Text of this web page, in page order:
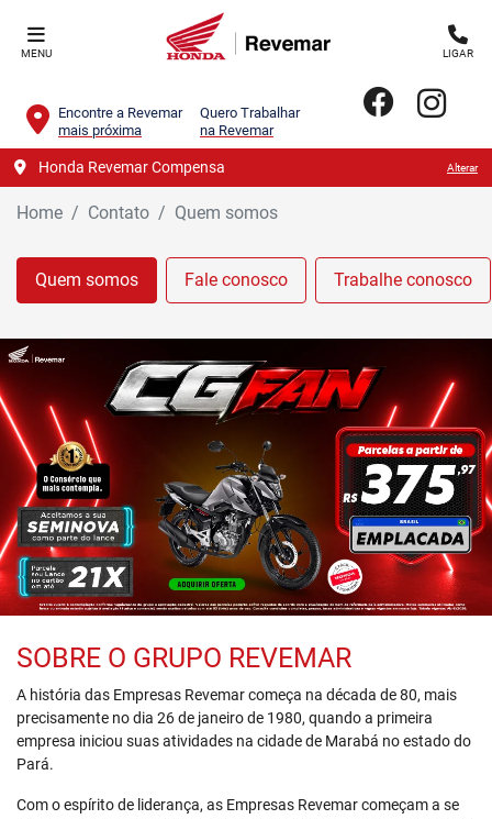
MENU LIGAR
Encontre a Revemar
mais próxima
Quero Trabalhar
na Revemar
Honda Revemar Compensa Alterar
Home Contato Quem somos
Quem somos Fale conosco Trabalhe conosco
SOBRE O GRUPO REVEMAR
A história das Empresas Revemar começa na década de 80, mais
precisamente no dia 26 de janeiro de 1980, quando a primeira
empresa iniciou suas atividades na cidade de Marabá no estado do
Pará.
Com o espírito de liderança, as Empresas Revemar começam a se